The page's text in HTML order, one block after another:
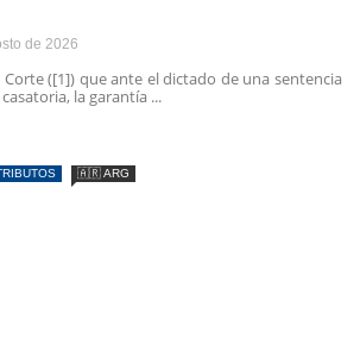
de 2026
Corte ([1]) que ante el dictado de una sentencia
la garantía ...
🇦🇷 ARG